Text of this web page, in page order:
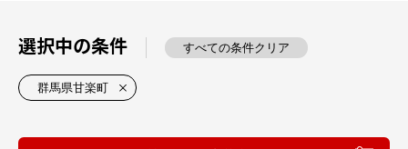
選択中の条件 すべての条件クリア
群馬県甘楽町